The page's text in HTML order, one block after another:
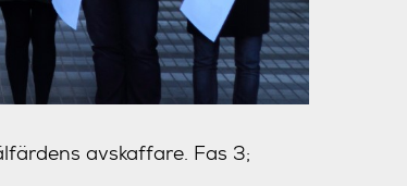
avskaffare. Fas 3;